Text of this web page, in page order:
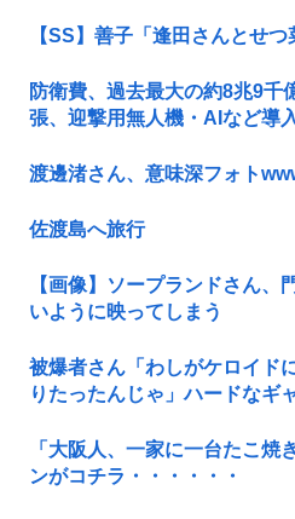
【SS】善子「逢田さんとせつ
防衛費、過去最大の約8兆9
張、迎撃用無人機・AIなど導
渡邊渚さん、意味深フォト
佐渡島へ旅行
【画像】ソープランドさん、
いように映ってしまう
被爆者さん「わしがケロイド
りたったんじゃ」ハードなギ
「大阪人、一家に一台たこ
ンがコチラ・・・・・・